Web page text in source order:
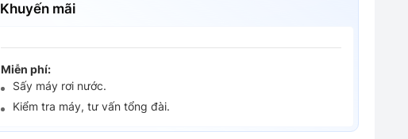
Khuyến mãi
Miễn phí:
Sấy máy rơi nước.
Kiểm tra máy, tư vấn tổng đài.